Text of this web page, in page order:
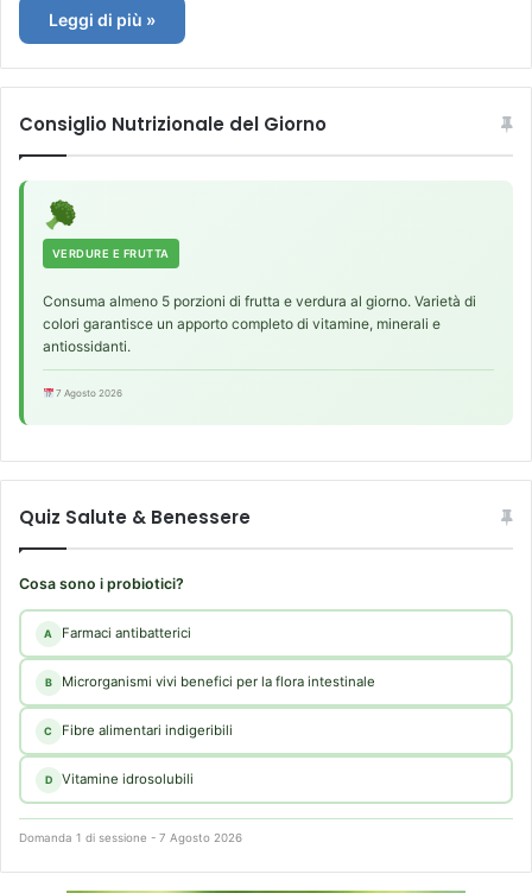
Leggi di più »
Consiglio Nutrizionale del Giorno
VERDURE E FRUTTA
Consuma almeno 5 porzioni di frutta e verdura al giorno. Varietà di
colori garantisce un apporto completo di vitamine, minerali e
antiossidanti.
7 Agosto 2026
Quiz Salute & Benessere
Cosa sono i probiotici?
A Farmaci antibatterici
B Microrganismi vivi benefici per la flora intestinale
C Fibre alimentari indigeribili
D Vitamine idrosolubili
Domanda 1 di sessione - 7 Agosto 2026